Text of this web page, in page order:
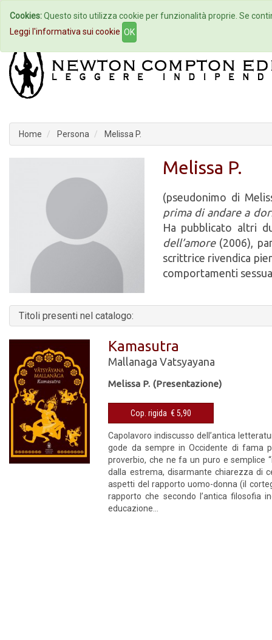
Home Autori Eventi
Home Persona Melissa P.
Melissa P.
(pseudonimo di
prima di andare a
Ha pubblicato altri
dell’amore(2006),
scrittrice rivendica
comportamenti
Titoli presenti nel catalogo:
Kamasutra
Mallanaga Vatsyayana
Melissa P. (Presentazione)
Cop. rigida € 5,90
Capolavoro indiscusso dell’antica
gode da sempre in Occidente di fama
proverbio, che ne fa un puro e semplice
dalla estrema, disarmante chiarezza di
aspetti del rapporto uomo-donna (il
rapporto che secondo l’antica filosofia
educazione...
Cookies:Questo sito utilizza cookie per funzionalità proprie. Se
Leggi l'informativa sui cookie OK